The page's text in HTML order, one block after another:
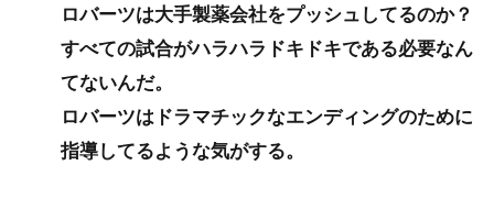
ロバーツは大手製薬会社をプッシュしてるのか？
すべての試合がハラハラドキドキである必要なん
てないんだ。
ロバーツはドラマチックなエンディングのために
指導してるような気がする。